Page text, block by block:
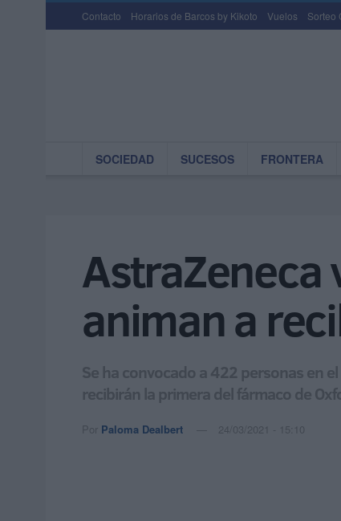
Contacto Horarios de Barcos by Kikoto Vuelos Sorteo
SOCIEDAD SUCESOS FRONTERA
AstraZeneca
animan a
Se ha convocado a 422 personas en
recibirán la primera del fármaco de
Por Paloma Dealbert 24/03/2021 - 15:10